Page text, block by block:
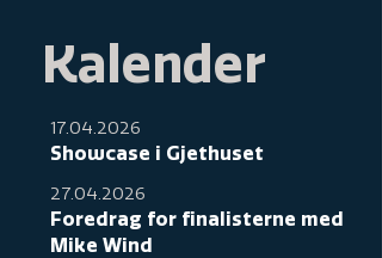
Kalender
17.04.2026
Showcase i Gjethuset
27.04.2026
Foredrag for finalisterne med
Mike Wind